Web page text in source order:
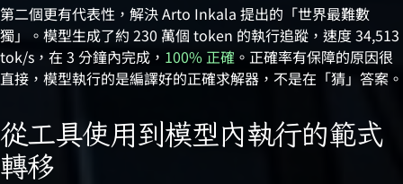
第二個更有代表性，解決 Arto Inkala 提出的「世界最難數
獨」。模型生成了約 230 萬個 token 的執行追蹤，速度 34,513
tok/s，在 3 分鐘內完成， 100% 正確 。正確率有保障的原因很
直接，模型執行的是編譯好的正確求解器，不是在「猜」答案。
從工具使用到模型內執行的範式
轉移